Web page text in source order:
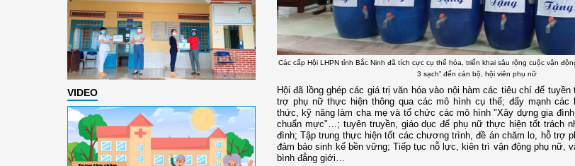
VIDEO
Các cấp Hội LHPN tỉnh Bắc Ninh đã tích cực cụ thể hóa, triển khai sâu rộng cuộc vận
3 sạch” đến cán bộ, hội viên phụ nữ
Hội đã lồng ghép các giá trị văn hóa vào nội hàm các tiêu chí để
trợ phụ nữ thực hiện thông qua các mô hình cụ thể; đẩy mạnh các
thức, kỹ năng làm cha mẹ và tổ chức các mô hình "Xây dựng gia
chuẩn mực"…; tuyên truyền, giáo dục để phụ nữ thực hiện tốt trách
đình; Tập trung thực hiện tốt các chương trình, đề án chăm lo, hỗ trợ
đảm bảo sinh kế bền vững; Tiếp tục nỗ lực, kiên trì vận động phụ nữ,
bình đẳng giới…